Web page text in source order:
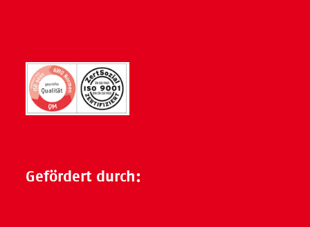
Gefördert durch: